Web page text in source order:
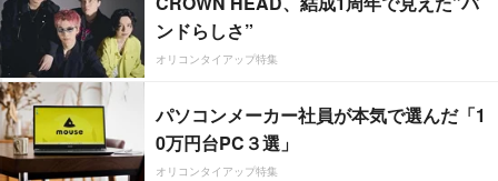
ンドらしさ”
オリコンタイアップ特集
パソコンメーカー社員が本気で選んだ「1
0万円台PC３選」
オリコンタイアップ特集